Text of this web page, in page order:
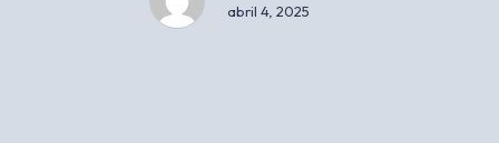
abril 4, 2025